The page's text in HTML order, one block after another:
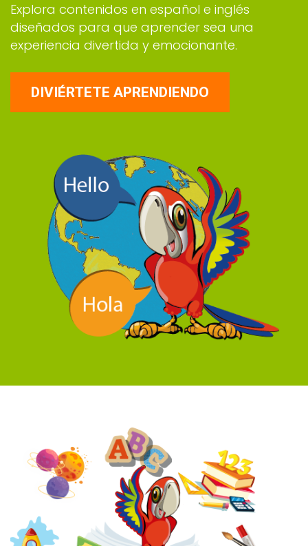
Explora contenidos en español e inglés
diseñados para que aprender sea una
experiencia divertida y emocionante.
DIVIÉRTETE APRENDIENDO